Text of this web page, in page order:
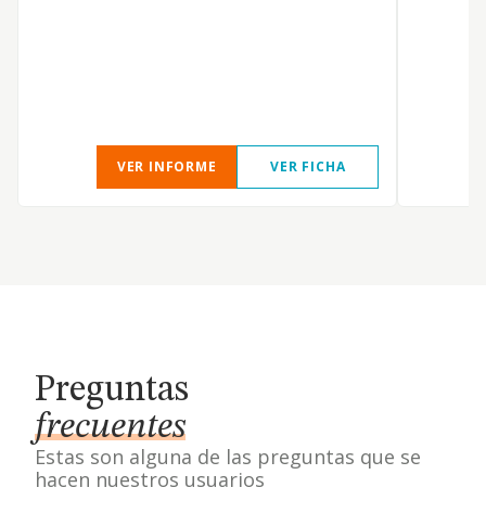
VER INFORME VER FICHA
Preguntas
frecuentes
Estas son alguna de las preguntas que se
hacen nuestros usuarios